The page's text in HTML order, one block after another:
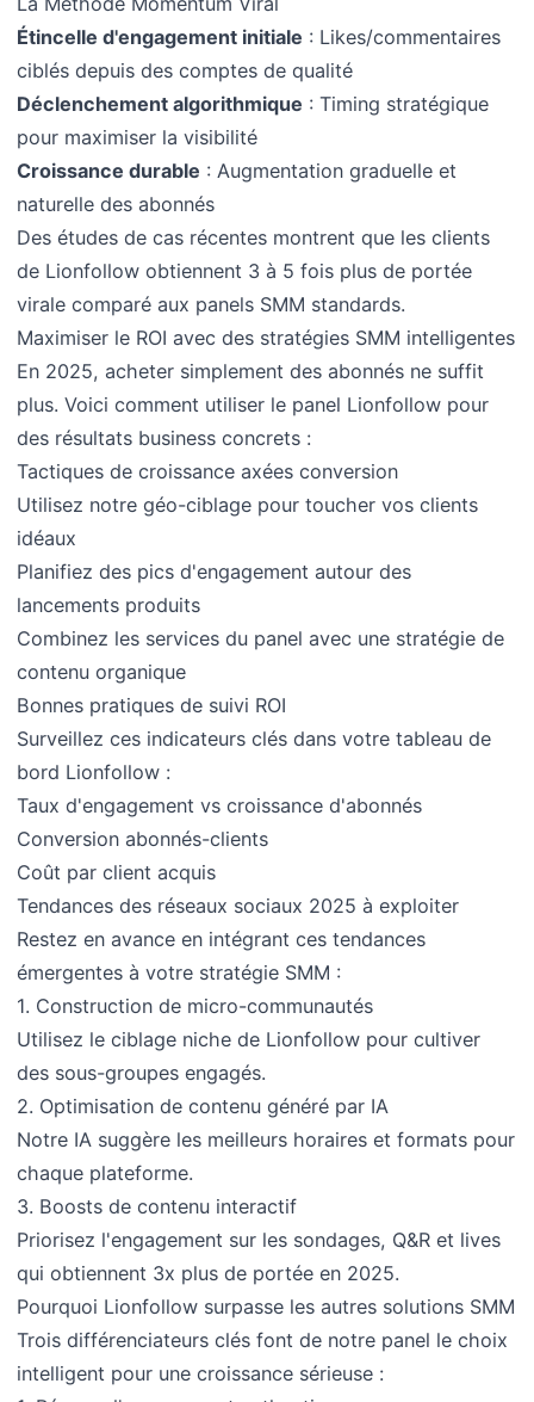
Étincelle d'engagement initiale : Likes/commentaires
ciblés depuis des comptes de qualité
Déclenchement algorithmique : Timing stratégique
pour maximiser la visibilité
Croissance durable : Augmentation graduelle et
naturelle des abonnés
Des études de cas récentes montrent que les clients
de Lionfollow obtiennent 3 à 5 fois plus de portée
virale comparé aux panels SMM standards.
Maximiser le ROI avec des stratégies SMM intelligentes
En 2025, acheter simplement des abonnés ne suffit
plus. Voici comment utiliser le panel Lionfollow pour
des résultats business concrets :
Tactiques de croissance axées conversion
Utilisez notre géo-ciblage pour toucher vos clients
idéaux
Planifiez des pics d'engagement autour des
lancements produits
Combinez les services du panel avec une stratégie de
contenu organique
Bonnes pratiques de suivi ROI
Surveillez ces indicateurs clés dans votre tableau de
bord Lionfollow :
Taux d'engagement vs croissance d'abonnés
Conversion abonnés-clients
Coût par client acquis
Tendances des réseaux sociaux 2025 à exploiter
Restez en avance en intégrant ces tendances
émergentes à votre stratégie SMM :
1. Construction de micro-communautés
Utilisez le ciblage niche de Lionfollow pour cultiver
des sous-groupes engagés.
2. Optimisation de contenu généré par IA
Notre IA suggère les meilleurs horaires et formats pour
chaque plateforme.
3. Boosts de contenu interactif
Priorisez l'engagement sur les sondages, Q&R et lives
qui obtiennent 3x plus de portée en 2025.
Pourquoi Lionfollow surpasse les autres solutions SMM
Trois différenciateurs clés font de notre panel le choix
intelligent pour une croissance sérieuse :